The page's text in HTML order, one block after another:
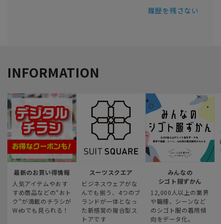
履歴を残さない
INFORMATION
最新のお買い得情報
人気アイテムやおす
すめ商品などの“おト
ク“が満載のチラシが
Webでも見られる！
スーツスクエア
ビジネスウェアがな
んでも揃う、4つのブ
ランドが一体となっ
た新感覚の複合型ス
トアです
みんなの
シゴト服ずかん
12,000人以上の業界
や職種、シーンなど
のシゴト服の着用傾
向をデータ化。